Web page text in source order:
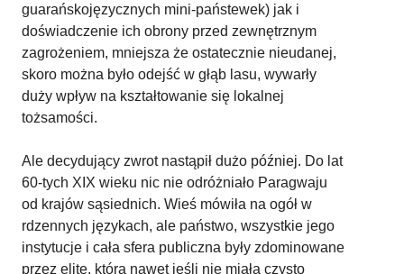
guarańskojęzycznych mini-państewek) jak i
doświadczenie ich obrony przed zewnętrznym
zagrożeniem, mniejsza że ostatecznie nieudanej,
skoro można było odejść w głąb lasu, wywarły
duży wpływ na kształtowanie się lokalnej
tożsamości.
Ale decydujący zwrot nastąpił dużo później. Do lat
60-tych XIX wieku nic nie odróżniało Paragwaju
od krajów sąsiednich. Wieś mówiła na ogół w
rdzennych językach, ale państwo, wszystkie jego
instytucje i cała sfera publiczna były zdominowane
przez elitę, która nawet jeśli nie miała czysto